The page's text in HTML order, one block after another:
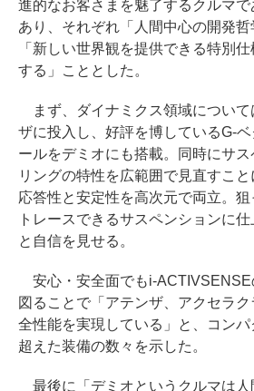
進的なお客さまを魅了するクルマ
あり、それぞれ「人間中心の開発哲
「新しい世界観を提供できる特別
する」こととした。
まず、ダイナミクス領域について
ザに投入し、好評を博しているG-
ールをデミオにも搭載。同時にサ
リングの特性を広範囲で見直すこ
応答性と安定性を高次元で両立。
トレースできるサスペンションに仕
と自信を見せる。
安心・安全面でもi-ACTIVSENSE
図ることで「アテンザ、アクセラ
全性能を実現している」と、コン
超えた装備の数々を示した。
最後に「デミオというクルマは人